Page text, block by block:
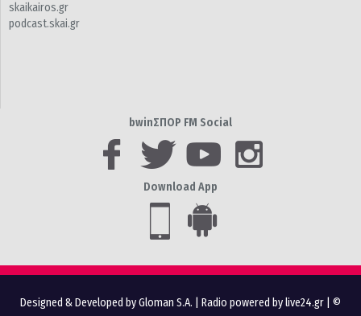
skaikairos.gr
podcast.skai.gr
bwinΣΠΟΡ FM Social
Download App
Designed & Developed by Gloman S.A. Radio powered by live24.gr | ©